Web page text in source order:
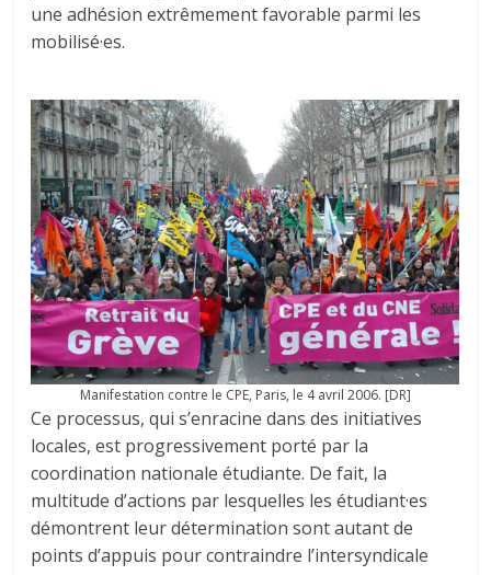
une adhésion extrêmement favorable parmi les
mobilisé·es.
Manifestation contre le CPE, Paris, le 4 avril 2006. [DR]
Ce processus, qui s’enracine dans des initiatives
locales, est progressivement porté par la
coordination nationale étudiante. De fait, la
multitude d’actions par lesquelles les étudiant·es
démontrent leur détermination sont autant de
points d’appuis pour contraindre l’intersyndicale